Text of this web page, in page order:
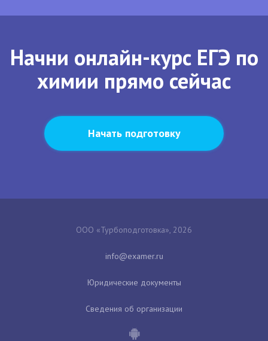
Начни онлайн-курс ЕГЭ по
химии прямо сейчас
Начать подготовку
ООО «Турбоподготовка», 2026
Юридические документы
Сведения об организации